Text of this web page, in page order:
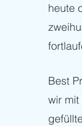
heute
Best
wir